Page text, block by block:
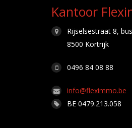
Kantoor
Rijselsestraat 8,
8500 Kortrijk
0496 84 08 88
info@fleximmo.be
BE 0479.213.058